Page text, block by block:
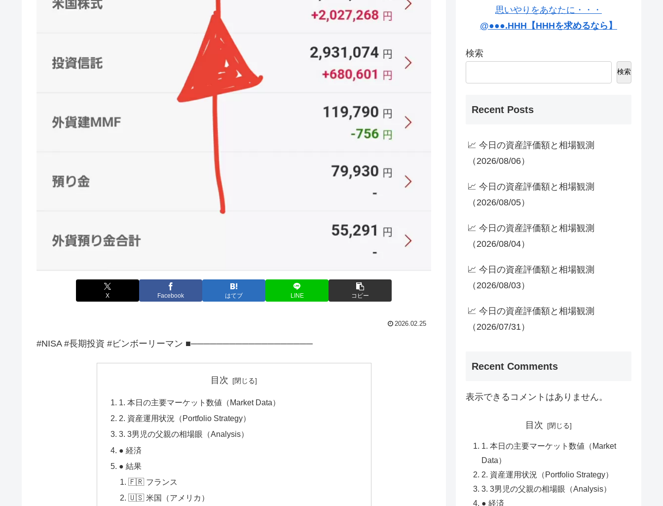
X Facebook はてブ LINE コピー
2026.02.25
#NISA #長期投資 #ビンボーリーマン ■───────────────────
目次
1. 本日の主要マーケット数値（Market Data）
2. 資産運用状況（Portfolio Strategy）
3. 3男児の父親の相場眼（Analysis）
● 経済
● 結果
🇫🇷 フランス
🇺🇸 米国（アメリカ）
思いやりをあなたに・・・
@●●●.HHH【HHHを求めるなら】
検索
検索
Recent Posts
📈 今日の資産評価額と相場観測
（2026/08/06）
📈 今日の資産評価額と相場観測
（2026/08/05）
📈 今日の資産評価額と相場観測
（2026/08/04）
📈 今日の資産評価額と相場観測
（2026/08/03）
📈 今日の資産評価額と相場観測
（2026/07/31）
Recent Comments
表示できるコメントはありません。
目次
1. 本日の主要マーケット数値（Market
Data）
2. 資産運用状況（Portfolio Strategy）
3. 3男児の父親の相場眼（Analysis）
● 経済